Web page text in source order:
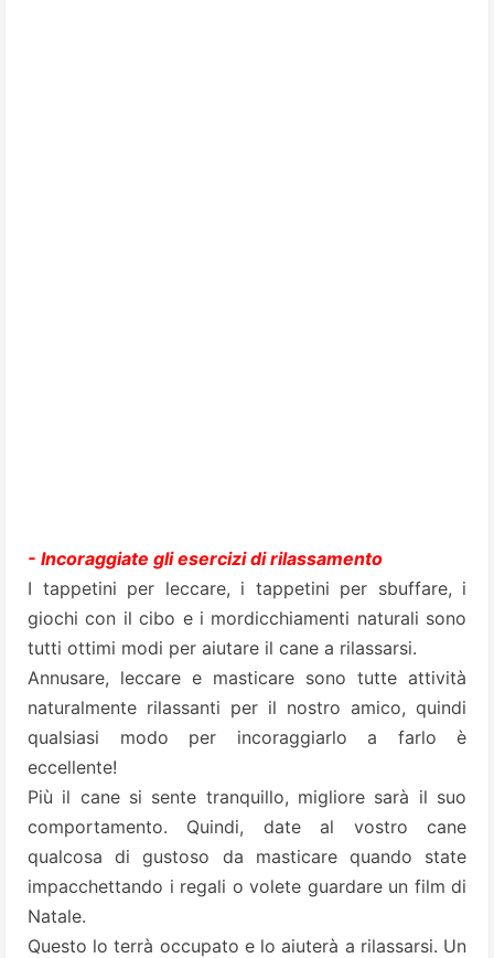
- Incoraggiate gli esercizi di rilassamento
I tappetini per leccare, i tappetini per sbuffare, i
giochi con il cibo e i mordicchiamenti naturali sono
tutti ottimi modi per aiutare il cane a rilassarsi.
Annusare, leccare e masticare sono tutte attività
naturalmente rilassanti per il nostro amico, quindi
qualsiasi modo per incoraggiarlo a farlo è
eccellente!
Più il cane si sente tranquillo, migliore sarà il suo
comportamento. Quindi, date al vostro cane
qualcosa di gustoso da masticare quando state
impacchettando i regali o volete guardare un film di
Natale.
Questo lo terrà occupato e lo aiuterà a rilassarsi. Un